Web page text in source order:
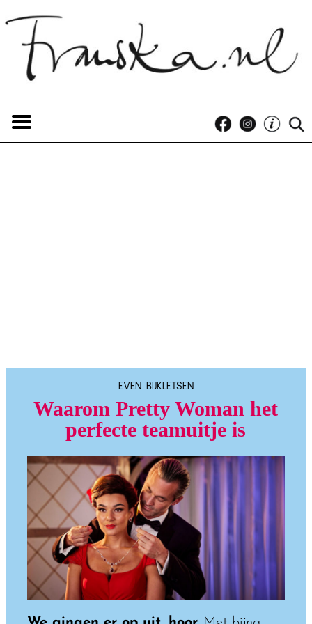
EVEN BIJKLETSEN
Waarom Pretty Woman het
perfecte teamuitje is